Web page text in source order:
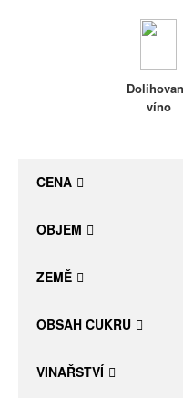
víno
CENA
OBJEM
ZEMĚ
OBSAH CUKRU
VINAŘSTVÍ